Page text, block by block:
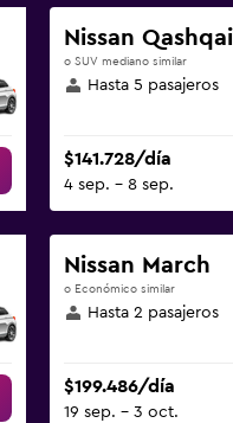
Nissan Qashqai
o SUV mediano similar
Hasta 5 pasajeros
$141.728/día
4 sep. - 8 sep.
Nissan March
o Económico similar
Hasta 2 pasajeros
$199.486/día
19 sep. - 3 oct.